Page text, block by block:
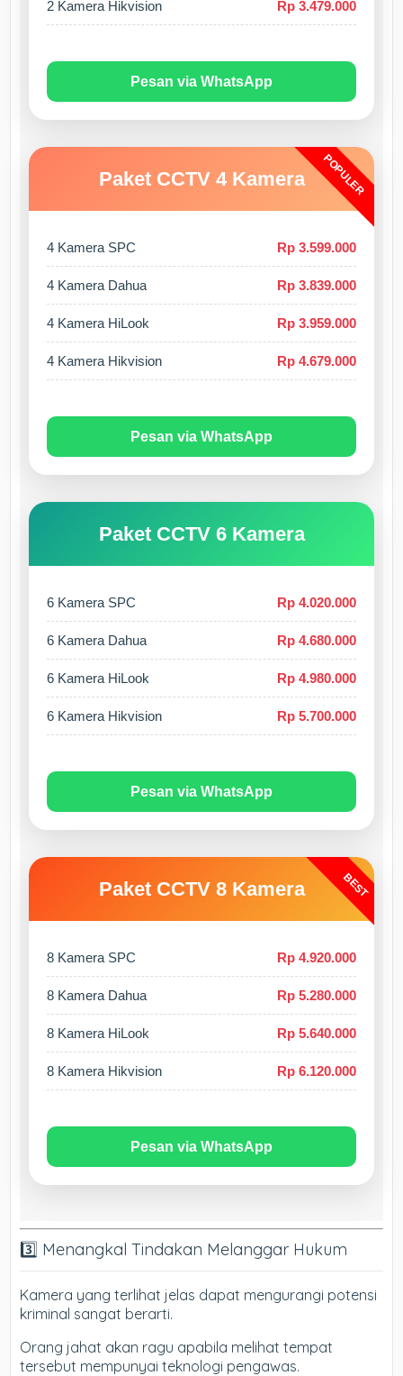
2 Kamera Hikvision Rp 3.479.000
Pesan via WhatsApp
POPULER
Paket CCTV 4 Kamera
4 Kamera SPC Rp 3.599.000
4 Kamera Dahua Rp 3.839.000
4 Kamera HiLook Rp 3.959.000
4 Kamera Hikvision Rp 4.679.000
Pesan via WhatsApp
Paket CCTV 6 Kamera
6 Kamera SPC Rp 4.020.000
6 Kamera Dahua Rp 4.680.000
6 Kamera HiLook Rp 4.980.000
6 Kamera Hikvision Rp 5.700.000
Pesan via WhatsApp
BEST
Paket CCTV 8 Kamera
8 Kamera SPC Rp 4.920.000
8 Kamera Dahua Rp 5.280.000
8 Kamera HiLook Rp 5.640.000
8 Kamera Hikvision Rp 6.120.000
Pesan via WhatsApp
3️⃣ Menangkal Tindakan Melanggar Hukum
Kamera yang terlihat jelas dapat mengurangi potensi
kriminal sangat berarti.
Orang jahat akan ragu apabila melihat tempat
tersebut mempunyai teknologi pengawas.